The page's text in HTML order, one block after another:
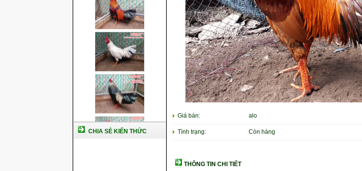
CHIA SẺ KIẾN THỨC
Giá bán: alo
Tình trạng: Còn hàng
THÔNG TIN CHI TIẾT